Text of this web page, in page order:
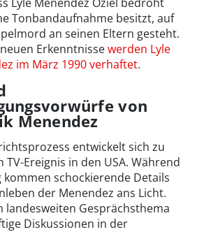
Tonbandaufnahme besitzt, auf
an seinen Eltern gesteht.
Erkenntnissewerden Lyle
im März 1990 verhaftet.
von
Menendez
entwickelt sich zu
Ereignis in den USA. Während
schockierende Details
der Menendez ans Licht.
landesweiten Gesprächsthema
Diskussionen in der